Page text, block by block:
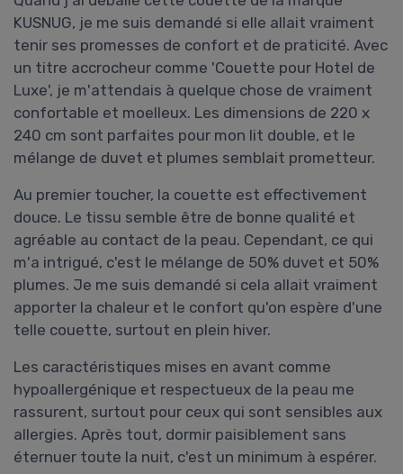
KUSNUG, je me suis demandé si elle allait vraiment
tenir ses promesses de confort et de praticité. Avec
un titre accrocheur comme 'Couette pour Hotel de
Luxe', je m'attendais à quelque chose de vraiment
confortable et moelleux. Les dimensions de 220 x
240 cm sont parfaites pour mon lit double, et le
mélange de duvet et plumes semblait prometteur.
Au premier toucher, la couette est effectivement
douce. Le tissu semble être de bonne qualité et
agréable au contact de la peau. Cependant, ce qui
m'a intrigué, c'est le mélange de 50% duvet et 50%
plumes. Je me suis demandé si cela allait vraiment
apporter la chaleur et le confort qu'on espère d'une
telle couette, surtout en plein hiver.
Les caractéristiques mises en avant comme
hypoallergénique et respectueux de la peau me
rassurent, surtout pour ceux qui sont sensibles aux
allergies. Après tout, dormir paisiblement sans
éternuer toute la nuit, c'est un minimum à espérer.